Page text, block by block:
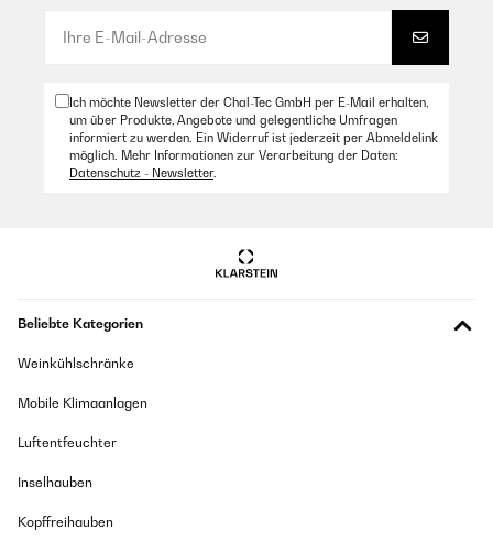
Ich möchte Newsletter der Chal-Tec GmbH per E-Mail erhalten,
um über Produkte, Angebote und gelegentliche Umfragen
informiert zu werden. Ein Widerruf ist jederzeit per Abmeldelink
möglich. Mehr Informationen zur Verarbeitung der Daten:
Datenschutz - Newsletter.
Beliebte Kategorien
Weinkühlschränke
Mobile Klimaanlagen
Luftentfeuchter
Inselhauben
Kopffreihauben